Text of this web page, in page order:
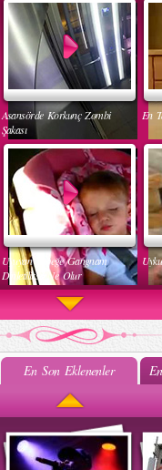
Asansörde Korkunç Zombi
Şakası
En
Uyuyan Bebeğe Gangnam
Dinletilirse Ne Olur
Güzel Hatun Kullanarak
Evsizlere Yardım Etmek
En Son Eklenenler